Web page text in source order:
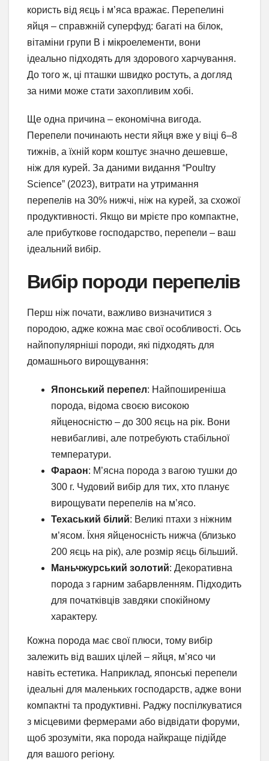
користь від яєць і м’яса вражає. Перепелині
яйця – справжній суперфуд: багаті на білок,
вітаміни групи B і мікроелементи, вони
ідеально підходять для здорового харчування.
До того ж, ці пташки швидко ростуть, а догляд
за ними може стати захопливим хобі.
Ще одна причина – економічна вигода.
Перепели починають нести яйця вже у віці 6–8
тижнів, а їхній корм коштує значно дешевше,
ніж для курей. За даними видання “Poultry
Science” (2023), витрати на утримання
перепелів на 30% нижчі, ніж на курей, за схожої
продуктивності. Якщо ви мрієте про компактне,
але прибуткове господарство, перепели – ваш
ідеальний вибір.
Вибір породи перепелів
Перш ніж почати, важливо визначитися з
породою, адже кожна має свої особливості. Ось
найпопулярніші породи, які підходять для
домашнього вирощування:
Японський перепел: Найпоширеніша
порода, відома своєю високою
яйценосністю – до 300 яєць на рік. Вони
невибагливі, але потребують стабільної
температури.
Фараон: М’ясна порода з вагою тушки до
300 г. Чудовий вибір для тих, хто планує
вирощувати перепелів на м’ясо.
Техаський білий: Великі птахи з ніжним
м’ясом. Їхня яйценосність нижча (близько
200 яєць на рік), але розмір яєць більший.
Маньчжурський золотий: Декоративна
порода з гарним забарвленням. Підходить
для початківців завдяки спокійному
характеру.
Кожна порода має свої плюси, тому вибір
залежить від ваших цілей – яйця, м’ясо чи
навіть естетика. Наприклад, японські перепели
ідеальні для маленьких господарств, адже вони
компактні та продуктивні. Раджу поспілкуватися
з місцевими фермерами або відвідати форуми,
щоб зрозуміти, яка порода найкраще підійде
для вашого регіону.